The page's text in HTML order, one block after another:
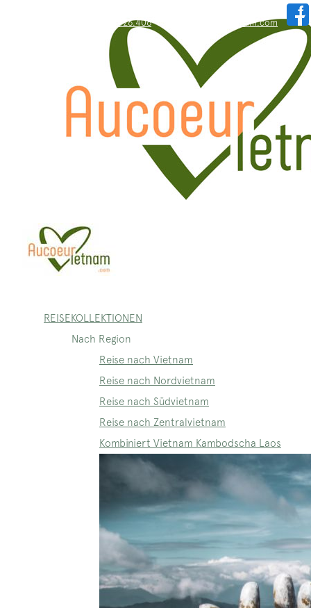
WhatsApp: +84.909.426.406 hallo@aucoeurvietnam.com
REISEKOLLEKTIONEN
Nach Region
Reise nach Vietnam
Reise nach Nordvietnam
Reise nach Südvietnam
Reise nach Zentralvietnam
Kombiniert Vietnam Kambodscha Laos